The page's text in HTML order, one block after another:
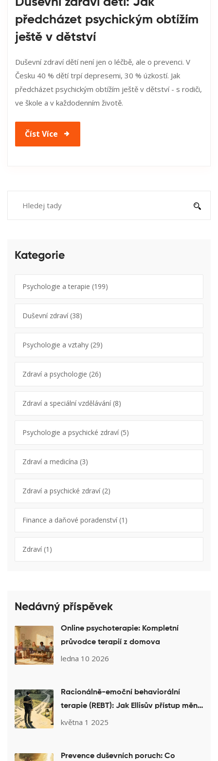
předcházet psychickým obtížím
ještě v dětství
Duševní zdraví dětí není jen o léčbě, ale o prevenci. V
Česku 40 % dětí trpí depresemi, 30 % úzkostí. Jak
předcházet psychickým obtížím ještě v dětství - s rodiči,
ve škole a v každodenním životě.
Číst Více
Kategorie
Psychologie a terapie (199)
Duševní zdraví(38)
Psychologie a vztahy (29)
Zdraví a psychologie (26)
Zdraví a speciální vzdělávání(8)
Psychologie a psychické zdraví(5)
Zdraví a medicína (3)
Zdraví a psychické zdraví(2)
Finance a daňové poradenství(1)
Zdraví(1)
Nedávný příspěvek
Online psychoterapie: Kompletní
průvodce terapií z domova
ledna 10 2026
Racionálně-emoční behaviorální
terapie (REBT): Jak Ellisův přístup mění
vaše přesvědčení a zlepšuje život
května 1 2025
Prevence duševních poruch: Co